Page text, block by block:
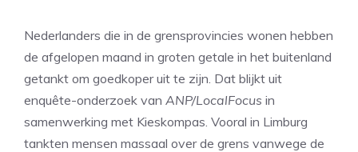
Nederlanders die in de grensprovincies wonen hebben
de afgelopen maand in groten getale in het buitenland
getankt om goedkoper uit te zijn. Dat blijkt uit
enquête-onderzoek van ANP/LocalFocus in
samenwerking met Kieskompas. Vooral in Limburg
tankten mensen massaal over de grens vanwege de